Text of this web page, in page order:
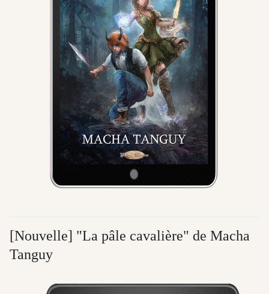
[Nouvelle] "La pâle cavalière" de Macha
Tanguy